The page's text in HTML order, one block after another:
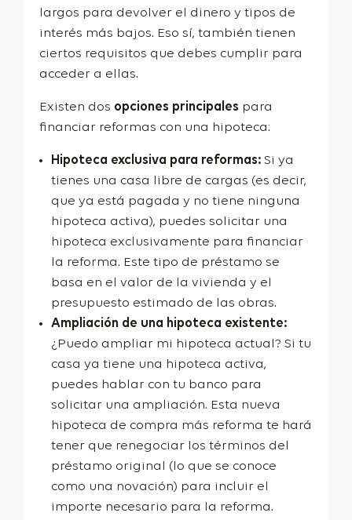
largos para devolver el dinero y tipos de
interés más bajos. Eso sí, también tienen
ciertos requisitos que debes cumplir para
acceder a ellas.
Existen dos opciones principales para
financiar reformas con una hipoteca:
Hipoteca exclusiva para reformas: Si ya
tienes una casa libre de cargas (es decir,
que ya está pagada y no tiene ninguna
hipoteca activa), puedes solicitar una
hipoteca exclusivamente para financiar
la reforma. Este tipo de préstamo se
basa en el valor de la vivienda y el
presupuesto estimado de las obras.
Ampliación de una hipoteca existente:
¿Puedo ampliar mi hipoteca actual? Si tu
casa ya tiene una hipoteca activa,
puedes hablar con tu banco para
solicitar una ampliación. Esta nueva
hipoteca de compra más reforma te hará
tener que renegociar los términos del
préstamo original (lo que se conoce
como una novación) para incluir el
importe necesario para la reforma.